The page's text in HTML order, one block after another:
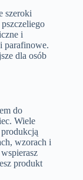
szeroki
i
parafinowe.
dla osób
do
Wiele
wzorach i
produkt